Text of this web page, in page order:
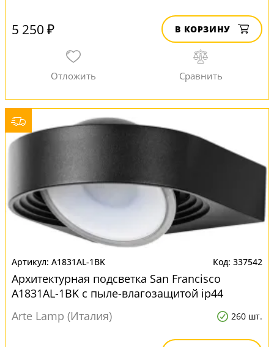
5 250 ₽ В КОРЗИНУ
A1831AL-1BK 337542
Архитектурная подсветка San Francisco
A1831AL-1BK с пыле-влагозащитой ip44
Arte Lamp (Италия)
260 шт.